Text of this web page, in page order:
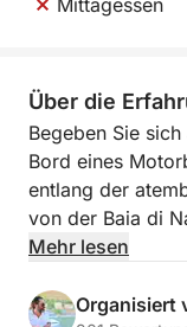
Mittagessen
Über die
Begeben Sie
Bord eines
entlang der
von der Baia di
bietet Ihnen
Mehr lesen
Organisiert